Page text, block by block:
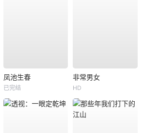
凤池生春
已完结
非常男女
HD